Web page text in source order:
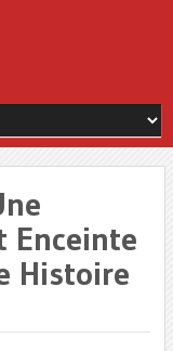
Enceinte
Histoire